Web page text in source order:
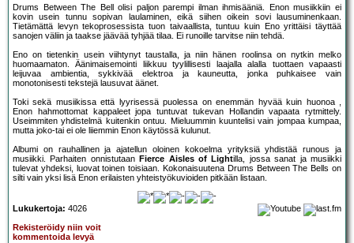
Drums Between The Bell olisi paljon parempi ilman ihmisääniä. Enon musiikkiin ei
kovin usein tunnu sopivan laulaminen, eikä siihen oikein sovi lausuminenkaan.
Tietämättä levyn tekoprosessista tuon taivaallista, tuntuu kuin Eno yrittäisi täyttää
sanojen väliin ja taakse jäävää tyhjää tilaa. Ei runoille tarvitse niin tehdä.
Eno on tietenkin usein viihtynyt taustalla, ja niin hänen roolinsa on nytkin melko
huomaamaton. Äänimaisemointi liikkuu tyylillisesti laajalla alalla tuottaen vapaasti
leijuvaa ambientia, sykkivää elektroa ja kauneutta, jonka puhkaisee vain
monotonisesti tekstejä lausuvat äänet.
Toki sekä musiikissa että lyyrisessä puolessa on enemmän hyvää kuin huonoa ,
Enon hahmottomat kappaleet jopa tuntuvat tukevan Hollandin vapaata rytmittely.
Useimmiten yhdistelmä kuitenkin ontuu. Mieluummin kuuntelisi vain jompaa kumpaa,
mutta joko-tai ei ole liiemmin Enon käytössä kulunut.
Albumi on rauhallinen ja ajatellun oloinen kokoelma yrityksiä yhdistää runous ja
musiikki. Parhaiten onnistutaan Fierce Aisles of Lightilla, jossa sanat ja musiikki
tulevat yhdeksi, luovat toinen toisiaan. Kokonaisuutena Drums Between The Bells on
silti vain yksi lisä Enon erilaisten yhteistyökuvioiden pitkään listaan.
Lukukertoja: 4026
Rekisteröidy niin voit
kommentoida levyä